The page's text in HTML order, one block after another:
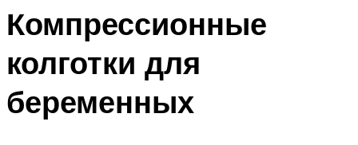
Компрессионные
колготки для
беременных